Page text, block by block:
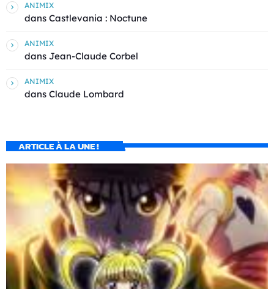
ANIMIX
dans Castlevania : Noctune
ANIMIX
dans Jean-Claude Corbel
ANIMIX
dans Claude Lombard
ARTICLE À LA UNE !